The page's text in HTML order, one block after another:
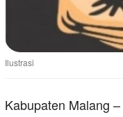
Ilustrasi
Kabupaten Malang